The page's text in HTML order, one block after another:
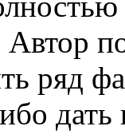
Автор
ряд